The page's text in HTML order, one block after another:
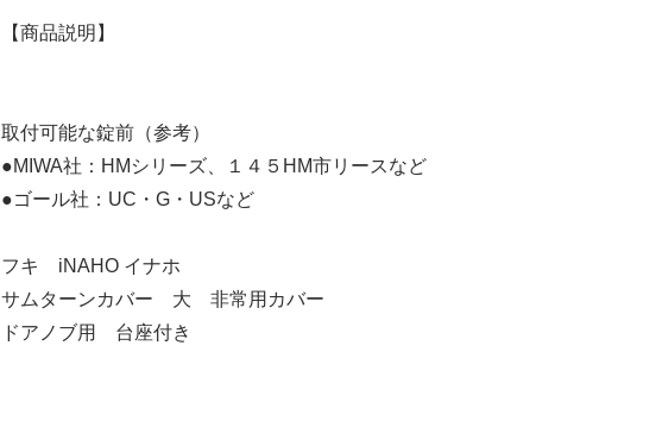
【商品説明】
取付可能な錠前（参考）
●MIWA社：HMシリーズ、１４５HM市リースなど
●ゴール社：UC・G・USなど
フキ iNAHO イナホ
サムターンカバー 大 非常用カバー
ドアノブ用 台座付き